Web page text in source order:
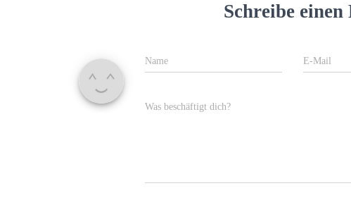
Schreibe
Name E-Mail
Was beschäftigt dich?